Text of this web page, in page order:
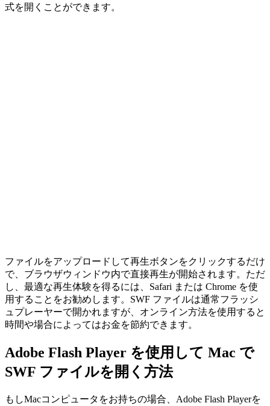
式を開くことができます。
ファイルをアップロードして再生ボタンをクリックするだけ
で、ブラウザウィンドウ内で直接再生が開始されます。ただ
し、最適な再生体験を得るには、Safari または Chrome を使
用することをお勧めします。SWF ファイルは通常フラッシ
ュプレーヤーで開かれますが、オンライン方法を使用すると
時間や場合によってはお金を節約できます。
Adobe Flash Player を使用して Mac で
SWF ファイルを開く方法
もしMacコンピュータをお持ちの場合、Adobe Flash Playerを